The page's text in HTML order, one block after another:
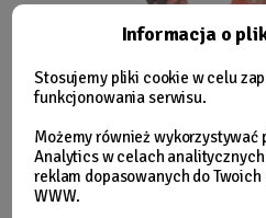
Informacja o
Stosujemy pliki cookie w celu
funkcjonowania serwisu.
Możemy również wykorzystywać
Analytics w celach
reklam dopasowanych do
WWW.